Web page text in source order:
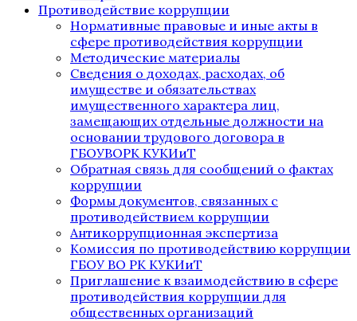
Противодействие коррупции
Нормативные правовые и иные акты в
сфере противодействия коррупции
Методические материалы
Сведения о доходах, расходах, об
имуществе и обязательствах
имущественного характера лиц,
замещающих отдельные должности на
основании трудового договора в
ГБОУВОРК КУКИиТ
Обратная связь для сообщений о фактах
коррупции
Формы документов, связанных с
противодействием коррупции
Антикоррупционная экспертиза
Комиссия по противодействию коррупции
ГБОУ ВО РК КУКИиТ
Приглашение к взаимодействию в сфере
противодействия коррупции для
общественных организаций